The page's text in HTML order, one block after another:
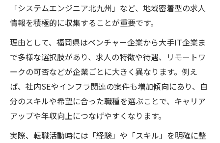
「システムエンジニア北九州」など、地域密着型の求人
情報を積極的に収集することが重要です。
理由として、福岡県はベンチャー企業から大手IT企業ま
で多様な選択肢があり、求人の特徴や待遇、リモートワ
ークの可否などが企業ごとに大きく異なります。例え
ば、社内SEやインフラ関連の案件も増加傾向にあり、自
分のスキルや希望に合った職種を選ぶことで、キャリア
アップや年収向上につなげやすくなります。
実際、転職活動時には「経験」や「スキル」を明確に整